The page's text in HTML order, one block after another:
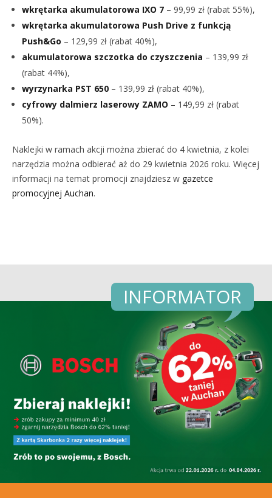
wkrętarka akumulatorowa IXO 7 – 99,99 zł (rabat 55%),
wkrętarka akumulatorowa Push Drive z funkcją
Push&Go – 129,99 zł (rabat 40%),
akumulatorowa szczotka do czyszczenia – 139,99 zł
(rabat 44%),
wyrzynarka PST 650 – 139,99 zł (rabat 40%),
cyfrowy dalmierz laserowy ZAMO – 149,99 zł (rabat
50%).
Naklejki w ramach akcji można zbierać do 4 kwietnia, z kolei
narzędzia można odbierać aż do 29 kwietnia 2026 roku. Więcej
informacji na temat promocji znajdziesz w gazetce
promocyjnej Auchan.
INFORMATOR